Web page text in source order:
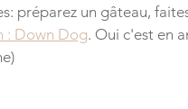
préparez un gâteau,
: Down Dog. Oui c'est en